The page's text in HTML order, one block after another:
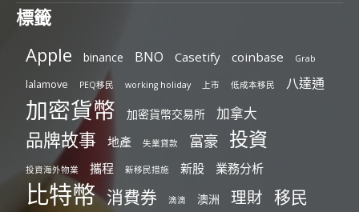
標籤
Apple binance BNO Casetify coinbase Grab
lalamove PEQ移民 working holiday 上市 低成本移民 八達通
加密貨幣 加密貨幣交易所 加拿大
品牌故事 地產 失業貸款 富豪 投資
投資海外物業 攜程 新移民措施 新股 業務分析
比特幣 消費券 滴滴 澳洲 理財 移民